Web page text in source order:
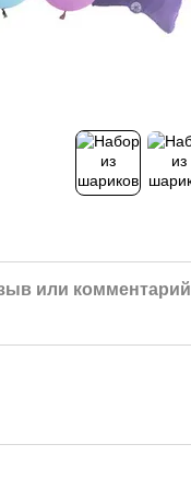
или комментарий